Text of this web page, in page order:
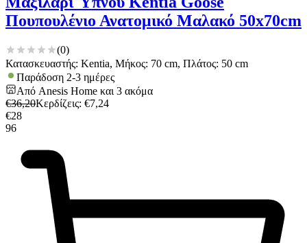
Πουπουλένιο Ανατομικό Μαλακό 50x70cm
(0)
Κατασκευαστής: Kentia, Μήκος: 70 cm, Πλάτος: 50 cm
Παράδοση 2-3 ημέρες
Από Anesis Home και 3 ακόμα
€36,20Κερδίζεις: €7,24
€28
96